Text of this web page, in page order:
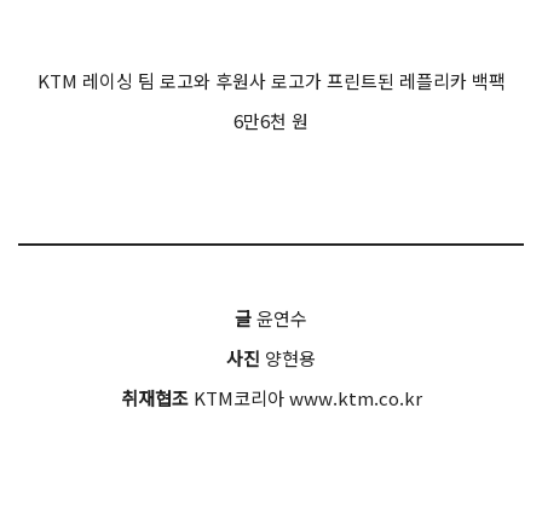
KTM 레이싱 팀 로고와 후원사 로고가 프린트된 레플리카 백팩
6만6천 원
글윤연수
사진 양현용
취재협조 KTM코리아 www.ktm.co.kr